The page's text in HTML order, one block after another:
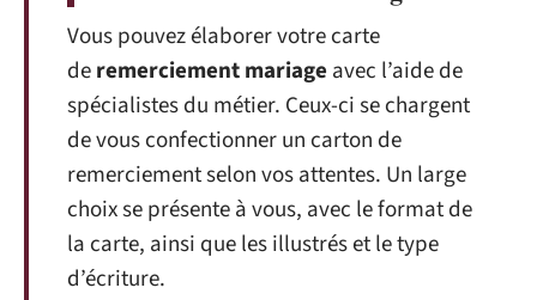
Vous pouvez élaborer votre carte
deremerciement mariage avec l’aide de
spécialistes du métier. Ceux-ci se chargent
de vous confectionner un carton de
remerciement selon vos attentes. Un large
choix se présente à vous, avec le format de
la carte, ainsi que les illustrés et le type
d’écriture.